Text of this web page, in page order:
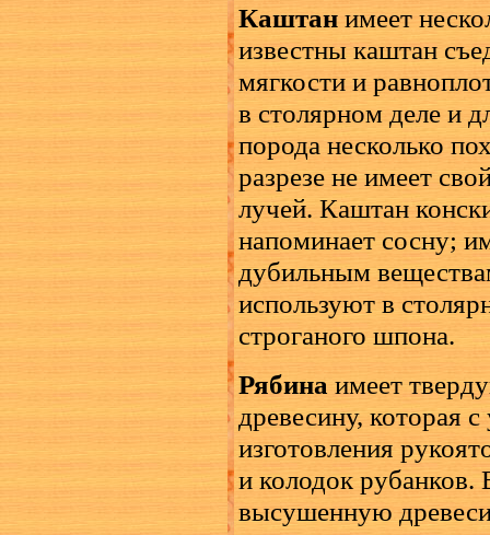
Каштан имеет
известны каштан
мягкости и
в столярном деле и
порода несколько
разрезе не имеет
лучей. Каштан
напоминает сосну;
дубильным
используют в
строганого шпона.
Рябина имеет
древесину, которая
изготовления
и колодок
высушенную